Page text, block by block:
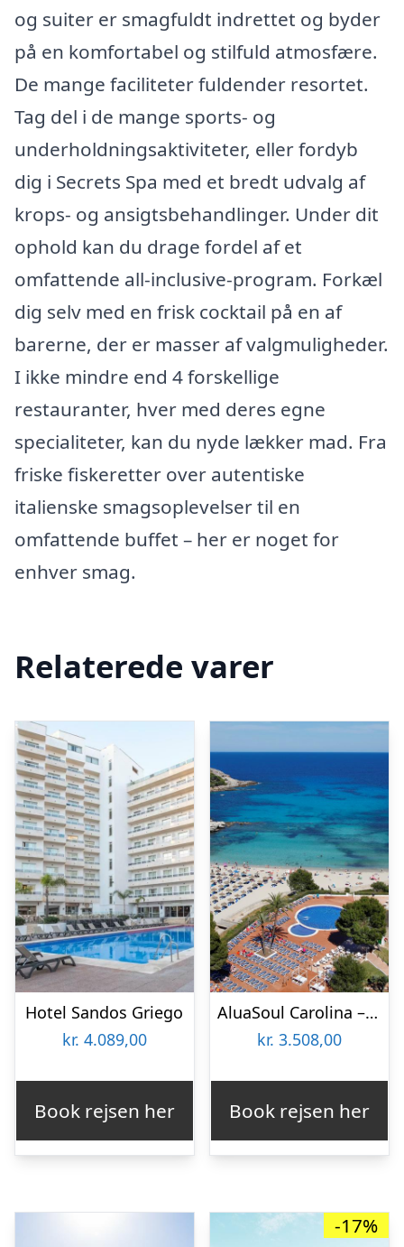
og suiter er smagfuldt indrettet og byder
på en komfortabel og stilfuld atmosfære.
De mange faciliteter fuldender resortet.
Tag del i de mange sports- og
underholdningsaktiviteter, eller fordyb
dig i Secrets Spa med et bredt udvalg af
krops- og ansigtsbehandlinger. Under dit
ophold kan du drage fordel af et
omfattende all-inclusive-program. Forkæl
dig selv med en frisk cocktail på en af
barerne, der er masser af valgmuligheder.
I ikke mindre end 4 forskellige
restauranter, hver med deres egne
specialiteter, kan du nyde lækker mad. Fra
friske fiskeretter over autentiske
italienske smagsoplevelser til en
omfattende buffet – her er noget for
enhver smag.
Relaterede varer
Hotel Sandos Griego
kr. 4.089,00
Book rejsen her
AluaSoul Carolina – Voksenhotel
kr. 3.508,00
Book rejsen her
-17%